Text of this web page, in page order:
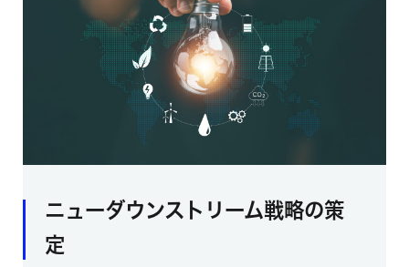
ニューダウンストリーム戦略の策
定